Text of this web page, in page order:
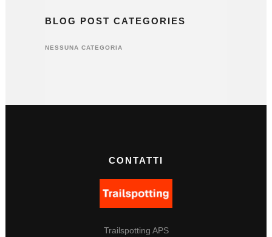
BLOG POST CATEGORIES
NESSUNA CATEGORIA
CONTATTI
Trailspotting APS